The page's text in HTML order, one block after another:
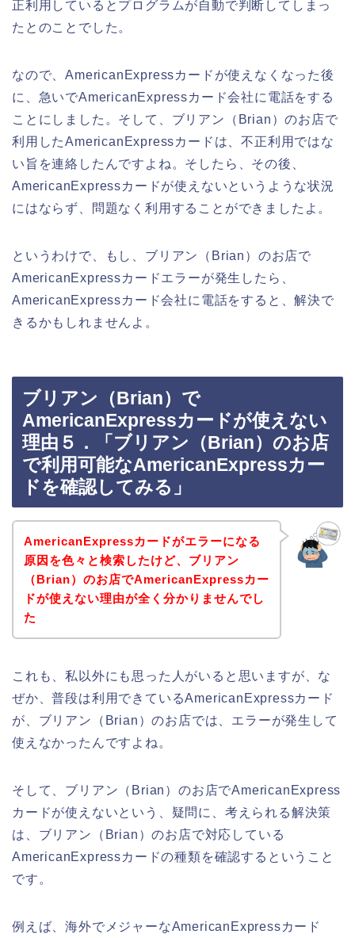
正利用しているとプログラムが自動で判断してしまっ
たとのことでした。
なので、AmericanExpressカードが使えなくなった後
に、急いでAmericanExpressカード会社に電話をする
ことにしました。そして、ブリアン（Brian）のお店で
利用したAmericanExpressカードは、不正利用ではな
い旨を連絡したんですよね。そしたら、その後、
AmericanExpressカードが使えないというような状況
にはならず、問題なく利用することができましたよ。
というわけで、もし、ブリアン（Brian）のお店で
AmericanExpressカードエラーが発生したら、
AmericanExpressカード会社に電話をすると、解決で
きるかもしれませんよ。
ブリアン（Brian）で
AmericanExpressカードが使えない
理由５．「ブリアン（Brian）のお店
で利用可能なAmericanExpressカー
ドを確認してみる」
AmericanExpressカードがエラーになる
原因を色々と検索したけど、ブリアン
（Brian）のお店でAmericanExpressカー
ドが使えない理由が全く分かりませんでし
た
これも、私以外にも思った人がいると思いますが、な
ぜか、普段は利用できているAmericanExpressカード
が、ブリアン（Brian）のお店では、エラーが発生して
使えなかったんですよね。
そして、ブリアン（Brian）のお店でAmericanExpress
カードが使えないという、疑問に、考えられる解決策
は、ブリアン（Brian）のお店で対応している
AmericanExpressカードの種類を確認するということ
です。
例えば、海外でメジャーなAmericanExpressカード